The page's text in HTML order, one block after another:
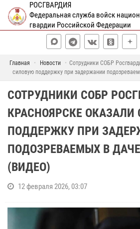
РОСГВАРДИЯ
Федеральная служба войск
гвардии Российской Федерации
Главная Новости
Сотрудники СОБР
силовую поддержку при задержании
СОТРУДНИКИ СОБР
КРАСНОЯРСКЕ
ПОДДЕРЖКУ ПРИ
ПОДОЗРЕВАЕМЫХ В
(ВИДЕО)
12 февраля 2026, 03:07